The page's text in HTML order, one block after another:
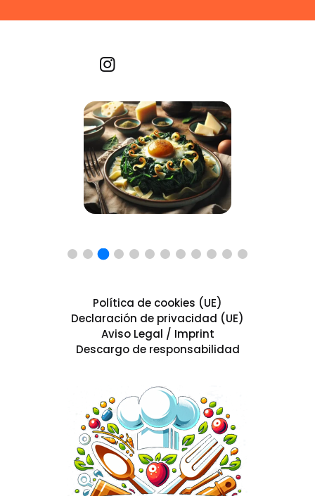
Política de cookies (UE)
Declaración de privacidad (UE)
Aviso Legal / Imprint
Descargo de responsabilidad